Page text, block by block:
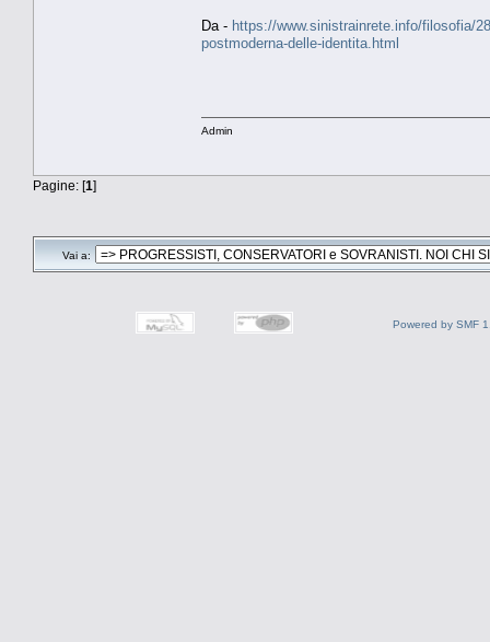
Da - https://www.sinistrainrete.info/filosofia/
postmoderna-delle-identita.html
Admin
Pagine: [1]
Vai a:
Powered by SMF